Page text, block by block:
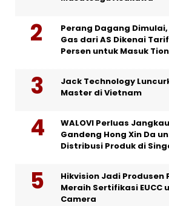
Perang Dagang
Gas dari AS Dikenai
Persen untuk Masuk
Jack Technology
Master di Vietnam
WALOVI Perluas
Gandeng Hong Xin Da
Distribusi Produk di
Hikvision Jadi Produsen
Meraih Sertifikasi EUCC
Camera